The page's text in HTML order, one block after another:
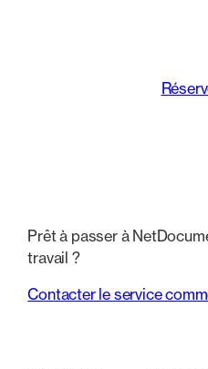
Prêt à passer à
travail ?
Contacter le service